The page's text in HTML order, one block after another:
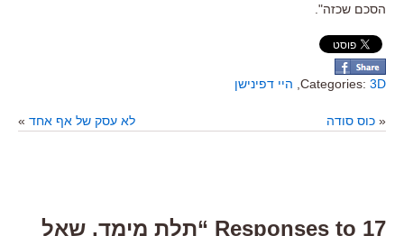
הסכם שכזה".
Categories: 3D היי דפינישן
« כוס סודה לא עסק של אף אחד »
17 Responses to “תלת מימד, שאל